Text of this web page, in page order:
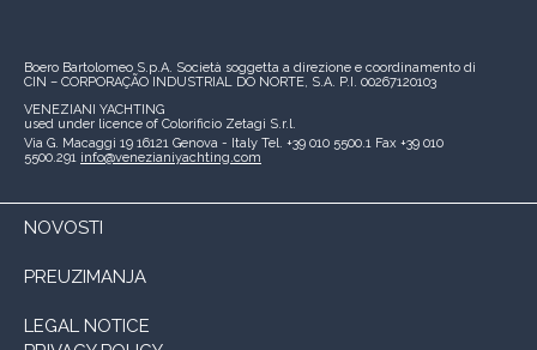
Boero Bartolomeo S.p.A. Società soggetta a direzione e coordinamento di
CIN – CORPORAÇÃO INDUSTRIAL DO NORTE, S.A. P.I. 00267120103
VENEZIANI YACHTING
used under licence of Colorificio Zetagi S.r.l.
Via G. Macaggi 19 16121 Genova - Italy Tel. +39 010 5500.1 Fax +39 010
5500.291 info@venezianiyachting.com
NOVOSTI
PREUZIMANJA
LEGAL NOTICE